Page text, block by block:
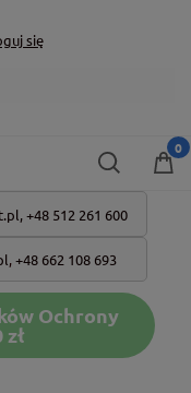
się
+48 512 261 600
,+48 662 108 693
Ochrony